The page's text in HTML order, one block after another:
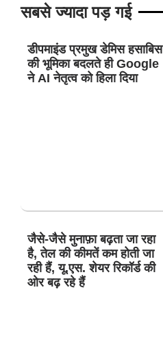
सबसे ज्यादा पड़ गई
डीपमाइंड प्रमुख डेमिस हसाबिस
की भूमिका बदलते ही Google
ने AI नेतृत्व को हिला दिया
जैसे-जैसे मुनाफ़ा बढ़ता जा रहा
है, तेल की कीमतें कम होती जा
रही हैं, यू.एस. शेयर रिकॉर्ड की
ओर बढ़ रहे हैं